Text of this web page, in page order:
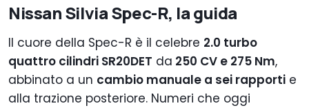
Nissan Silvia Spec-R, la guida
Il cuore della Spec-R è il celebre 2.0 turbo
quattro cilindri SR20DET da 250 CV e 275 Nm,
abbinato a un cambio manuale a sei rapporti e
alla trazione posteriore. Numeri che oggi